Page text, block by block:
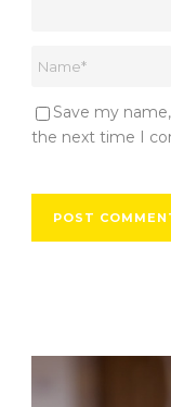
Save my
the next time I